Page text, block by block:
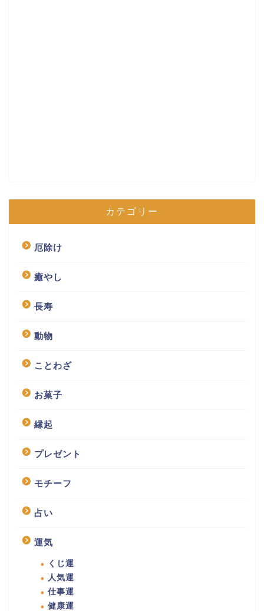
カテゴリー
厄除け
癒やし
長寿
動物
ことわざ
お菓子
縁起
プレゼント
モチーフ
占い
運気
くじ運
人気運
仕事運
健康運